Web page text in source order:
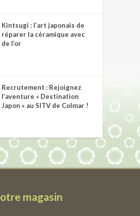
Kintsugi : l’art japonais de
réparer la céramique avec
de l’or
Recrutement : Rejoignez
l’aventure « Destination
Japon » au SITV de Colmar !
magasin